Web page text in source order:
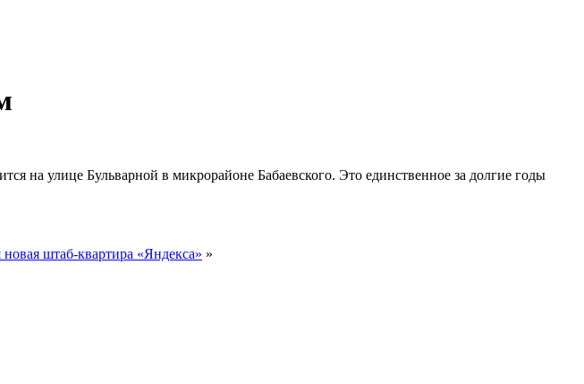
улице Бульварной в микрорайоне Бабаевского. Это единственное за долгие годы
штаб-квартира «Яндекса» »